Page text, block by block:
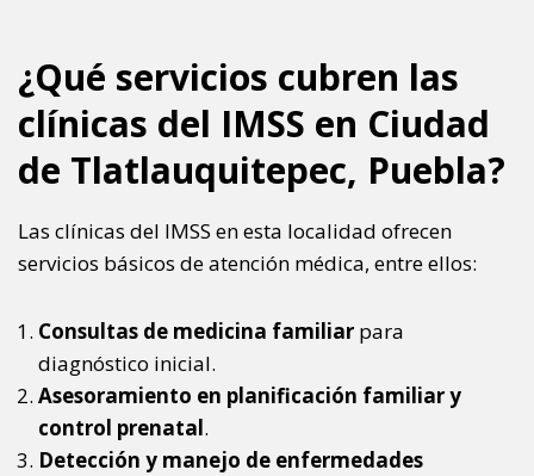
¿Qué servicios cubren las
clínicas del IMSS en Ciudad
de Tlatlauquitepec, Puebla?
Las clínicas del IMSS en esta localidad ofrecen
servicios básicos de atención médica, entre ellos:
Consultas de medicina familiar para
diagnóstico inicial.
Asesoramiento en planificación familiar y
control prenatal.
Detección y manejo de enfermedades